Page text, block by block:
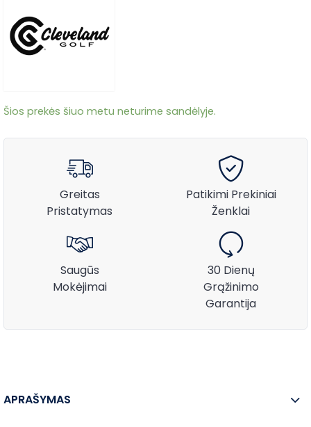
Šios prekės šiuo metu neturime sandėlyje.
Greitas
Pristatymas
Patikimi Prekiniai
Ženklai
Saugūs
Mokėjimai
30 Dienų
Grąžinimo
Garantija
APRAŠYMAS